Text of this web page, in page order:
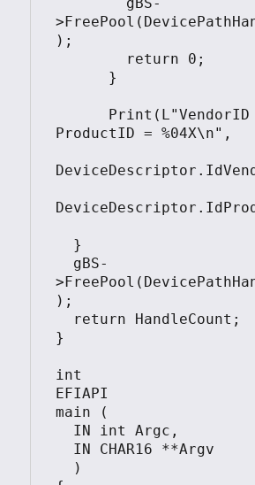
);
ProductID = %04X\n",
);
}
int
EFIAPI
main (